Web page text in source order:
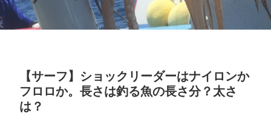
【サーフ】ショックリーダーはナイロンか
フロロか。長さは釣る魚の長さ分？太さ
は？